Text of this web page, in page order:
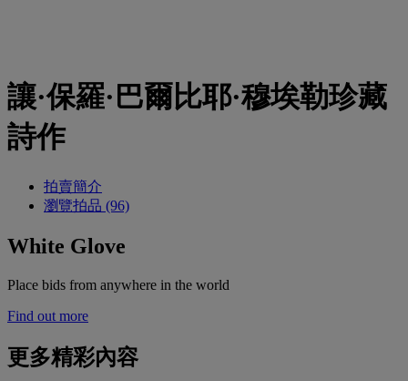
讓·保羅·巴爾比耶·穆埃勒珍藏
詩作
拍賣簡介
瀏覽拍品 (96)
White Glove
Place bids from anywhere in the world
Find out more
更多精彩內容